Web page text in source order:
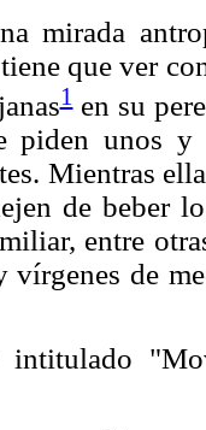
mirada
que ver
1en su
piden unos y
Mientras
de beber
entre
vírgenes de